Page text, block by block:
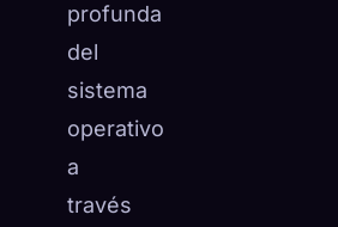
profunda
del
sistema
operativo
a
través